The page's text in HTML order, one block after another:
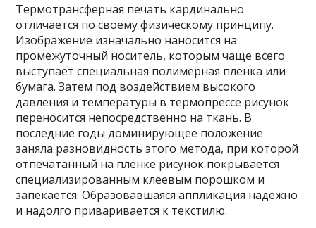
Термотрансферная печать кардинально
отличается по своему физическому принципу.
Изображение изначально наносится на
промежуточный носитель, которым чаще всего
выступает специальная полимерная пленка или
бумага. Затем под воздействием высокого
давления и температуры в термопрессе рисунок
переносится непосредственно на ткань. В
последние годы доминирующее положение
заняла разновидность этого метода, при которой
отпечатанный на пленке рисунок покрывается
специализированным клеевым порошком и
запекается. Образовавшаяся аппликация надежно
и надолго приваривается к текстилю.